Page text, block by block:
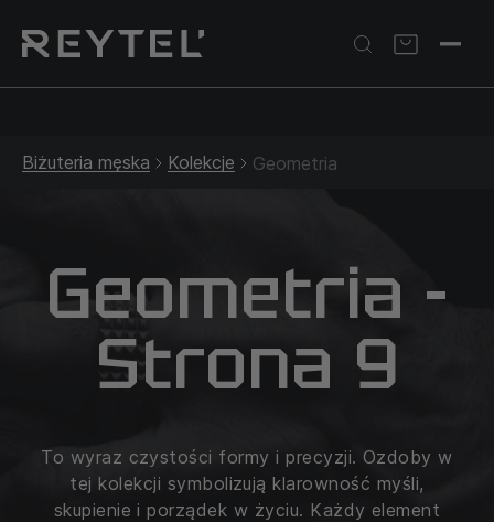
Biżuteria męska Kolekcje Geometria
Geometria -
Strona 9
To wyraz czystości formy i precyzji. Ozdoby w
tej kolekcji symbolizują klarowność myśli,
skupienie i porządek w życiu. Każdy element
Złota biżuteria: –30% | Do 31.08